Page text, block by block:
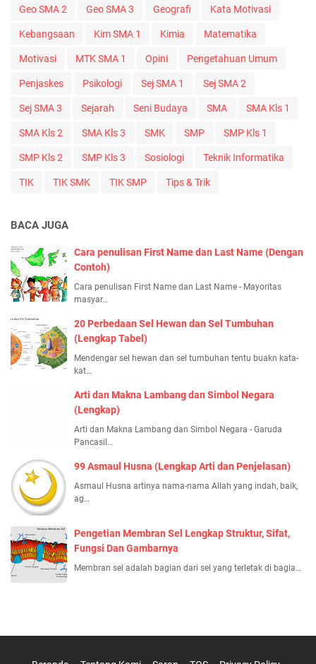
Geo SMA 2 Geo SMA 3 Geografi Kata Motivasi
Kebangsaan Kim SMA 1 Kimia Matematika
Motivasi MTK SMA 1 Opini Pengetahuan Umum
Penjaskes Psikologi Sej SMA 1 Sej SMA 2
Sej SMA 3 Sejarah Seni Budaya SMA SMA Kls 1
SMA Kls 2 SMA Kls 3 SMK SMP SMP Kls 1
SMP Kls 2 SMP Kls 3 Sosiologi Teknik Informatika
TIK TIK SMK TIK SMP Tips & Trik
BACA JUGA
Cara penulisan First Name dan Last Name (Dengan
Contoh)
Cara penulisan First Name dan Last Name - Mayoritas
masyar…
20 Perbedaan Sel Hewan dan Sel Tumbuhan
(Lengkap Tabel)
Mendengar sel hewan dan sel tumbuhan tentu buakn kata-
kat…
Arti dan Makna Lambang dan Simbol Negara
(Lengkap)
Arti dan Makna Lambang dan Simbol Negara - Garuda
Pancasil…
99 Asmaul Husna (Lengkap Arti dan Penjelasan)
Asmaul Husna artinya nama-nama Allah yang indah, baik,
ag…
Pengetian Membran Sel Lengkap Struktur, Sifat,
Fungsi Dan Gambarnya
Membran sel adalah bagian dari sel yang terletak di bagia…